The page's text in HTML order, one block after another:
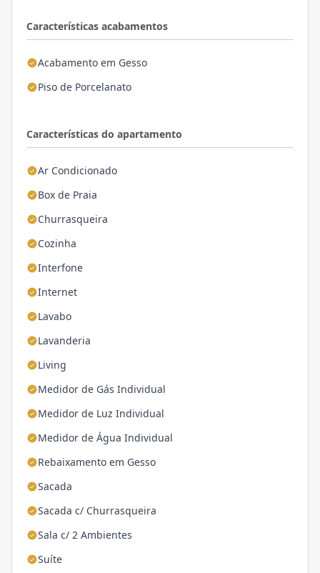
Características acabamentos
Acabamento em Gesso
Piso de Porcelanato
Características do apartamento
Ar Condicionado
Box de Praia
Churrasqueira
Cozinha
Interfone
Internet
Lavabo
Lavanderia
Living
Medidor de Gás Individual
Medidor de Luz Individual
Medidor de Água Individual
Rebaixamento em Gesso
Sacada
Sacada c/ Churrasqueira
Sala c/ 2 Ambientes
Suíte